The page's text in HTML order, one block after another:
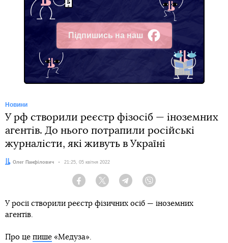
Підпишись на наш
Facebook
Новини
У рф створили реєстр фізосіб — іноземних
агентів. До нього потрапили російські
журналісти, які живуть в Україні
Автор:
Олег Панфілович Дата:
21:25, 05 квітня 2022
Facebook Twitter Telegram
У росії створили реєстр фізичних осіб — іноземних
агентів.
Про це пише «Медуза».